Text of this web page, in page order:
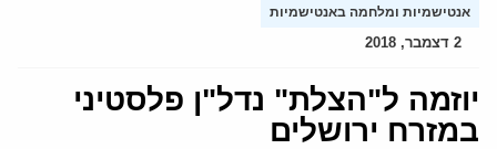
אנטישמיות ומלחמה באנטישמיות
2 דצמבר, 2018
יוזמה ל"הצלת" נדל"ן פלסטיני
במזרח ירושלים